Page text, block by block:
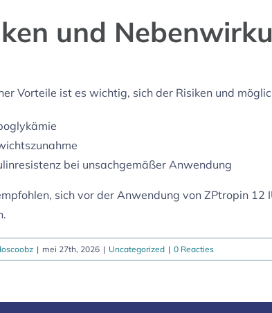
und
Vorteile ist es wichtig, sich der Risiken und
bei unsachgemäßer Anwendung
sich vor der Anwendung von ZPtropin
| mei 27th, 2026 | Uncategorized | 0 Reacties